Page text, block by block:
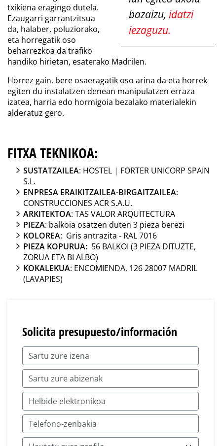
bazaizu, idatzi
iezaguzu.
txikiena eragingo dutela.
Ezaugarri garrantzitsua
da, halaber, poluziorako,
eta horregatik oso
beharrezkoa da trafiko
handiko hirietan, esaterako Madrilen.
Horrez gain, bere osaeragatik oso arina da eta horrek
egiten du instalatzen denean manipulatzen erraza
izatea, harria edo hormigoia bezalako materialekin
alderatuz gero.
FITXA TEKNIKOA:
SUSTATZAILEA: HOSTEL | FORTER UNICORP SPAIN
S.L.
ENPRESA ERAIKITZAILEA-BIRGAITZAILEA:
CONSTRUCCIONES ACR S.A.U.
ARKITEKTOA: TAS VALOR ARQUITECTURA
PIEZA: balkoia osatzen duten 3 pieza berezi
KOLOREA: Gris antrazita - RAL 7016
PIEZA KOPURUA: 56 BALKOI (3 PIEZA DITUZTE,
ZORUA ETA BI ALBO)
KOKALEKUA: ENCOMIENDA, 126 28007 MADRIL
(LAVAPIES)
Solicita presupuesto/información